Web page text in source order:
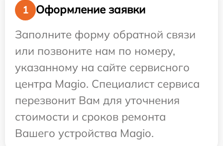
1
Оформление заявки
Заполните форму обратной связи
или позвоните нам по номеру,
указанному на сайте сервисного
центра Magio. Специалист сервиса
перезвонит Вам для уточнения
стоимости и сроков ремонта
Вашего устройства Magio.